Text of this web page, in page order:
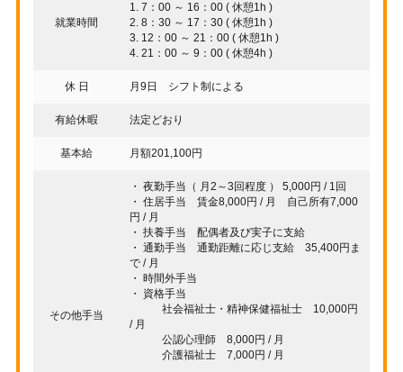
就業時間
1. 7：00 ～ 16：00 ( 休憩1h )
2. 8：30 ～ 17：30 ( 休憩1h )
3. 12：00 ～ 21：00 ( 休憩1h )
4. 21：00 ～ 9：00 ( 休憩4h )
休 日 月9日 シフト制による
有給休暇 法定どおり
基本給 月額201,100円
その他手当
・ 夜勤手当（ 月2～3回程度 ） 5,000円 / 1回
・ 住居手当 賃金8,000円 / 月 自己所有7,000
円 / 月
・ 扶養手当 配偶者及び実子に支給
・ 通勤手当 通勤距離に応じ支給 35,400円ま
で / 月
・ 時間外手当
・ 資格手当
社会福祉士・精神保健福祉士 10,000円
/ 月
公認心理師 8,000円 / 月
介護福祉士 7,000円 / 月